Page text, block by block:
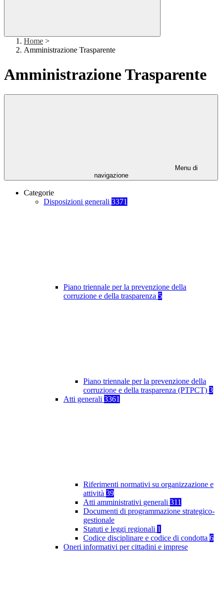
Home >
Amministrazione Trasparente
Amministrazione Trasparente
Menu di
navigazione
Categorie
Disposizioni generali 3371
Piano triennale per la prevenzione della
corruzione e della trasparenza 5
Piano triennale per la prevenzione della
corruzione e della trasparenza (PTPCT) 3
Atti generali 3361
Riferimenti normativi su organizzazione e
attività 39
Atti amministrativi generali 311
Documenti di programmazione strategico-
gestionale
Statuti e leggi regionali 1
Codice disciplinare e codice di condotta 6
Oneri informativi per cittadini e imprese